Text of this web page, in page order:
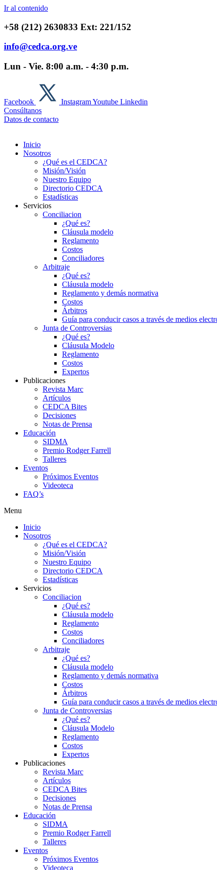
Ir al contenido
+58 (212) 2630833 Ext: 221/152
info@cedca.org.ve
Lun - Vie. 8:00 a.m. - 4:30 p.m.
Facebook InstagramYoutube Linkedin
Consúltanos
Datos de contacto
Inicio
Nosotros
¿Qué es el CEDCA?
Misión/Visión
Nuestro Equipo
Directorio CEDCA
Estadísticas
Servicios
Conciliacion
¿Qué es?
Cláusula modelo
Reglamento
Costos
Conciliadores
Arbitraje
¿Qué es?
Cláusula modelo
Reglamento y demás normativa
Costos
Árbitros
Guía para conducir casos a través de medios
Junta de Controversias
¿Qué es?
Cláusula Modelo
Reglamento
Costos
Expertos
Publicaciones
Revista Marc
Artículos
CEDCA Bites
Decisiones
Notas de Prensa
Educación
SIDMA
Premio Rodger Farrell
Talleres
Eventos
Próximos Eventos
Videoteca
FAQ’s
Menu
Inicio
Nosotros
¿Qué es el CEDCA?
Misión/Visión
Nuestro Equipo
Directorio CEDCA
Estadísticas
Servicios
Conciliacion
¿Qué es?
Cláusula modelo
Reglamento
Costos
Conciliadores
Arbitraje
¿Qué es?
Cláusula modelo
Reglamento y demás normativa
Costos
Árbitros
Guía para conducir casos a través de medios
Junta de Controversias
¿Qué es?
Cláusula Modelo
Reglamento
Costos
Expertos
Publicaciones
Revista Marc
Artículos
CEDCA Bites
Decisiones
Notas de Prensa
Educación
SIDMA
Premio Rodger Farrell
Talleres
Eventos
Próximos Eventos
Videoteca